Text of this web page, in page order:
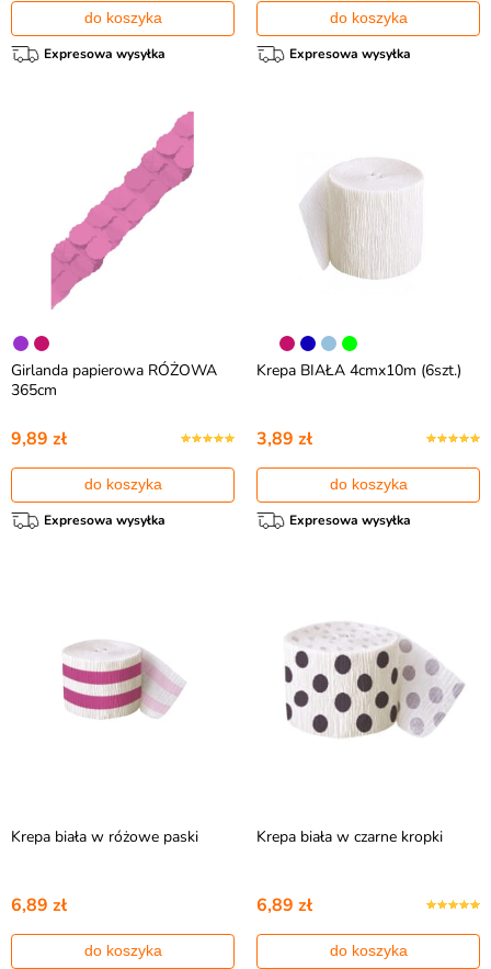
do koszyka
Expresowa wysyłka
do koszyka
Expresowa wysyłka
Girlanda papierowa RÓŻOWA
365cm
9,89 zł
do koszyka
Expresowa wysyłka
Krepa BIAŁA 4cmx10m (6szt.)
3,89 zł
do koszyka
Expresowa wysyłka
Krepa biała w różowe paski
6,89 zł
do koszyka
Krepa biała w czarne kropki
6,89 zł
do koszyka